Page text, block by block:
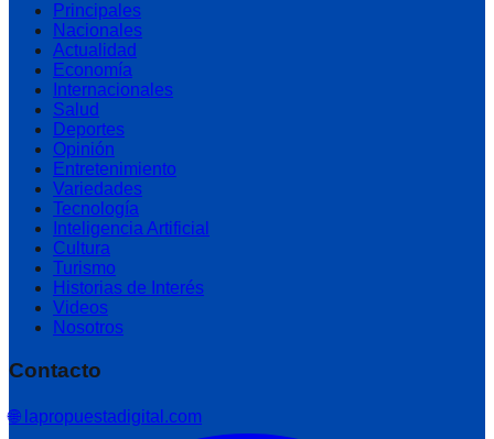
Principales
Nacionales
Actualidad
Economía
Internacionales
Salud
Deportes
Opinión
Entretenimiento
Variedades
Tecnología
Inteligencia Artificial
Cultura
Turismo
Historias de Interés
Videos
Nosotros
Contacto
🌐 lapropuestadigital.com